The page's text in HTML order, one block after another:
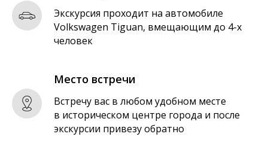
Экскурсия проходит на автомобиле
Volkswagen Tiguan, вмещающим до 4-х
человек
Место встречи
Встречу вас в любом удобном месте
в историческом центре города и после
экскурсии привезу обратно